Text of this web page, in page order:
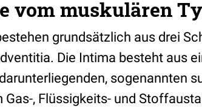
vom muskulären
grundsätzlich aus drei
Die Intima besteht aus
sogenannten
Gas-, Flüssigkeits- und